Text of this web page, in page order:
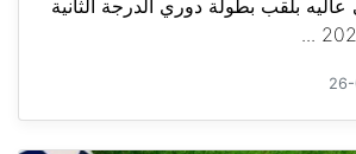
عاليه بلقب بطولة دوري الدرجة الثانية